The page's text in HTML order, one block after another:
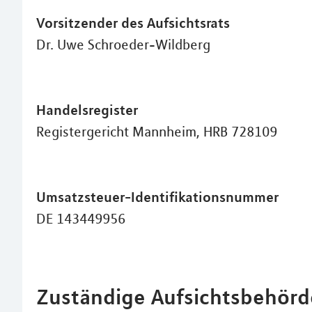
Vorsitzender des Aufsichtsrats
Dr. Uwe Schroeder-Wildberg
Handelsregister
Registergericht Mannheim, HRB 728109
Umsatzsteuer-Identifikationsnummer
DE 143449956
Zuständige